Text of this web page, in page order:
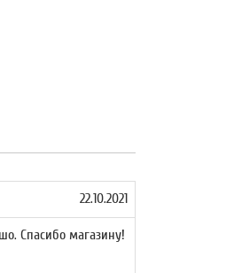
22.10.2021
Спасибо магазину!